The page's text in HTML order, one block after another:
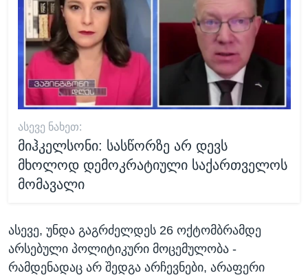
ᲐᲡᲔᲕᲔ ᲜᲐᲮᲔᲗ:
მიჰკელსონი: სასწორზე არ დევს
მხოლოდ დემოკრატიული საქართველოს
მომავალი
ასევე, უნდა გაგრძელდეს 26 ოქტომბრამდე
არსებული პოლიტიკური მოცემულობა -
რამდენადაც არ შედგა არჩევნები, არაფერი